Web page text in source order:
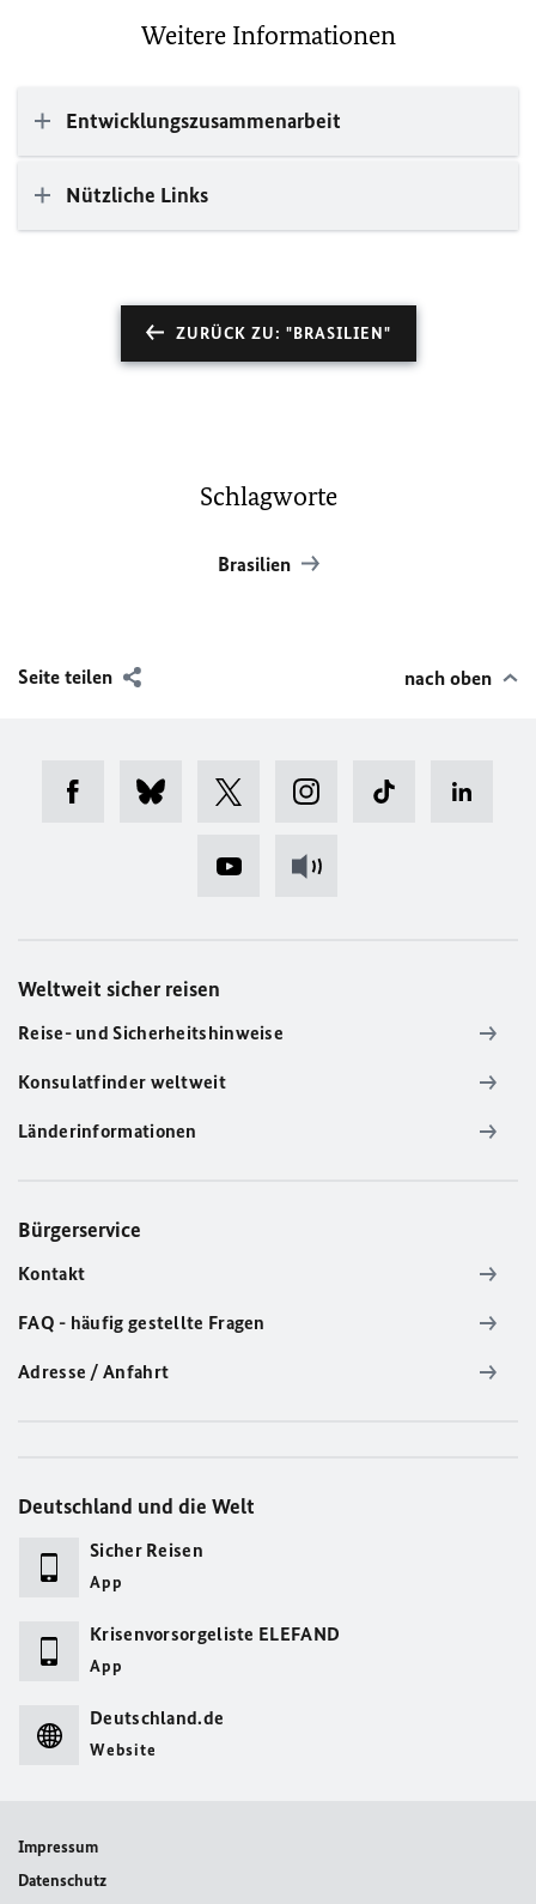
Weitere Informationen
Entwicklungszusammenarbeit
Nützliche Links
ZURÜCK ZU: "BRASILIEN"
Schlagworte
Brasilien
Seite teilen nach oben
Weltweit sicher reisen
Reise- und Sicherheitshinweise
Konsulatfinder weltweit
Länderinformationen
Bürgerservice
Kontakt
FAQ - häufig gestellte Fragen
Adresse / Anfahrt
Deutschland und die Welt
Sicher Reisen
App
Krisenvorsorgeliste ELEFAND
App
Deutschland.de
Website
Impressum
Datenschutz